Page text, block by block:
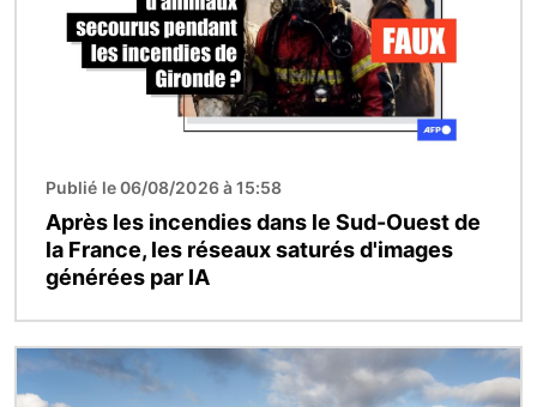
Publié le 06/08/2026 à 15:58
Après les incendies dans le Sud-Ouest de
la France, les réseaux saturés d'images
générées par IA
Image